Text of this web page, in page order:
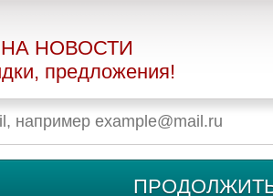
НОВОСТИ
предложения!